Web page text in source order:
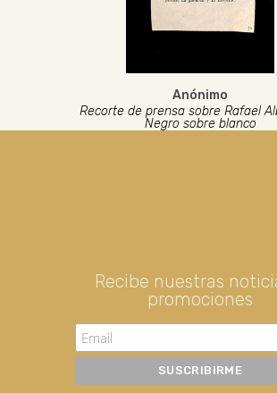
Anónimo
Recorte de prensa sobre Rafael
Negro sobre blanco
Recibe nuestras
promociones